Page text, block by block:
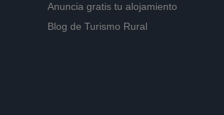
Anuncia gratis tu alojamiento
Blog de Turismo Rural